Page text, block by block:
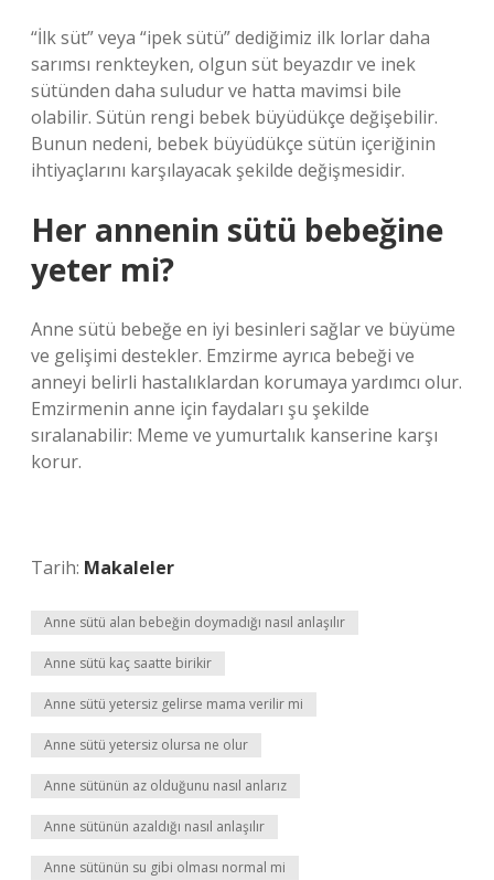
“İlk süt” veya “ipek sütü” dediğimiz ilk lorlar daha
sarımsı renkteyken, olgun süt beyazdır ve inek
sütünden daha suludur ve hatta mavimsi bile
olabilir. Sütün rengi bebek büyüdükçe değişebilir.
Bunun nedeni, bebek büyüdükçe sütün içeriğinin
ihtiyaçlarını karşılayacak şekilde değişmesidir.
Her annenin sütü bebeğine
yeter mi?
Anne sütü bebeğe en iyi besinleri sağlar ve büyüme
ve gelişimi destekler. Emzirme ayrıca bebeği ve
anneyi belirli hastalıklardan korumaya yardımcı olur.
Emzirmenin anne için faydaları şu şekilde
sıralanabilir: Meme ve yumurtalık kanserine karşı
korur.
Tarih: Makaleler
Anne sütü alan bebeğin doymadığı nasıl anlaşılır
Anne sütü kaç saatte birikir
Anne sütü yetersiz gelirse mama verilir mi
Anne sütü yetersiz olursa ne olur
Anne sütünün az olduğunu nasıl anlarız
Anne sütünün azaldığı nasıl anlaşılır
Anne sütünün su gibi olması normal mi